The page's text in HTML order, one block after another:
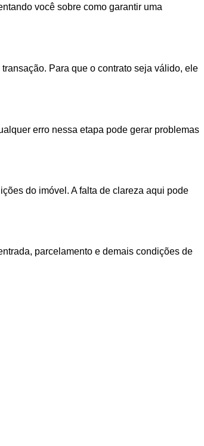
você sobre como garantir uma
Para que o contrato seja válido, ele
erro nessa etapa pode gerar problemas
do imóvel. A falta de clareza aqui pode
parcelamento e demais condições de